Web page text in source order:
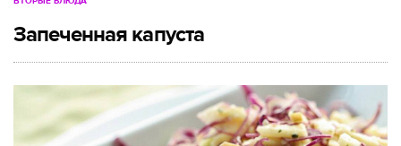
Запеченная капуста